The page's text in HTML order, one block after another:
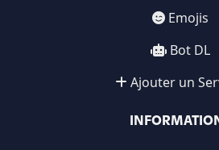
Emojis
Bot DL
Ajouter un